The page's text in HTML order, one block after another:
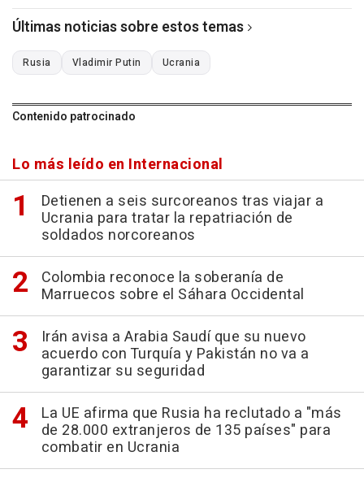
Últimas noticias sobre estos temas
Rusia Vladimir Putin Ucrania
Contenido patrocinado
Lo más leído en Internacional
Detienen a seis surcoreanos tras viajar a
Ucrania para tratar la repatriación de
soldados norcoreanos
Colombia reconoce la soberanía de
Marruecos sobre el Sáhara Occidental
Irán avisa a Arabia Saudí que su nuevo
acuerdo con Turquía y Pakistán no va a
garantizar su seguridad
La UE afirma que Rusia ha reclutado a "más
de 28.000 extranjeros de 135 países" para
combatir en Ucrania